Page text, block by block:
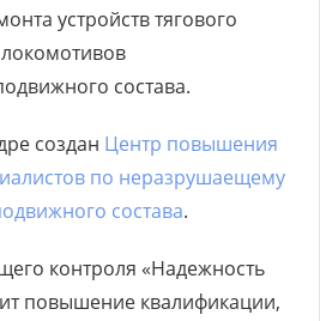
устройств тягового
состава.
создан Центр повышения
по неразрушаещему
состава.
контроля «Надежность
повышение квалификации,